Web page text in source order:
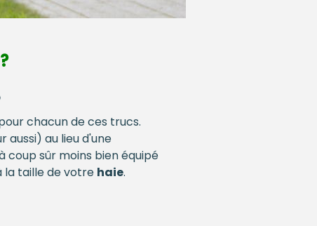
chacun de ces trucs.
au lieu d'une
coup sûr moins bien équipé
la taille de votre haie.